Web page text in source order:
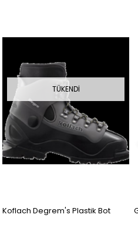
TÜKENDI
Koflach Degrem's Plastik Bot